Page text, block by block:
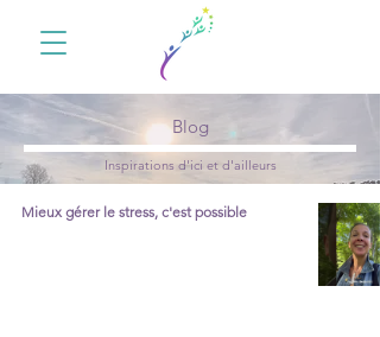
Blog
Inspirations d'ici et d'ailleurs
Mieux gérer le stress, c'est possible